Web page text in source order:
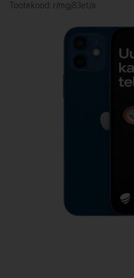
Tootekood: r/mgj83et/a